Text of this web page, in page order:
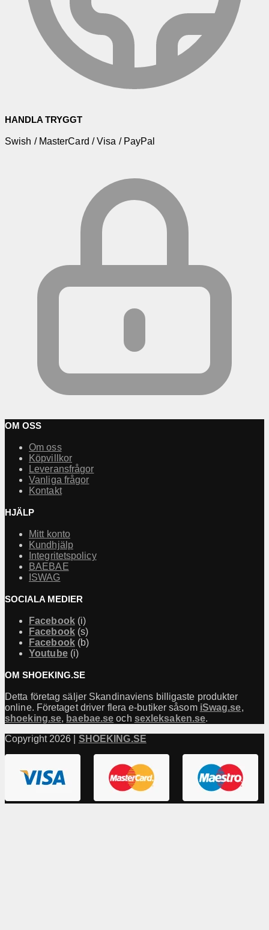
HANDLA TRYGGT
Swish / MasterCard / Visa / PayPal
OM OSS
Om oss
Köpvillkor
Leveransfrågor
Vanliga frågor
Kontakt
HJÄLP
Mitt konto
Kundhjälp
Integritetspolicy
BAEBAE
ISWAG
SOCIALA MEDIER
Facebook(i)
Facebook(s)
Facebook(b)
Youtube(i)
OM SHOEKING.SE
Detta företag säljer Skandinaviens billigaste produkter
online. Företaget driver flera e-butiker såsom iSwag.se,
shoeking.se, baebae.se och sexleksaken.se.
Copyright 2026 | SHOEKING.SE